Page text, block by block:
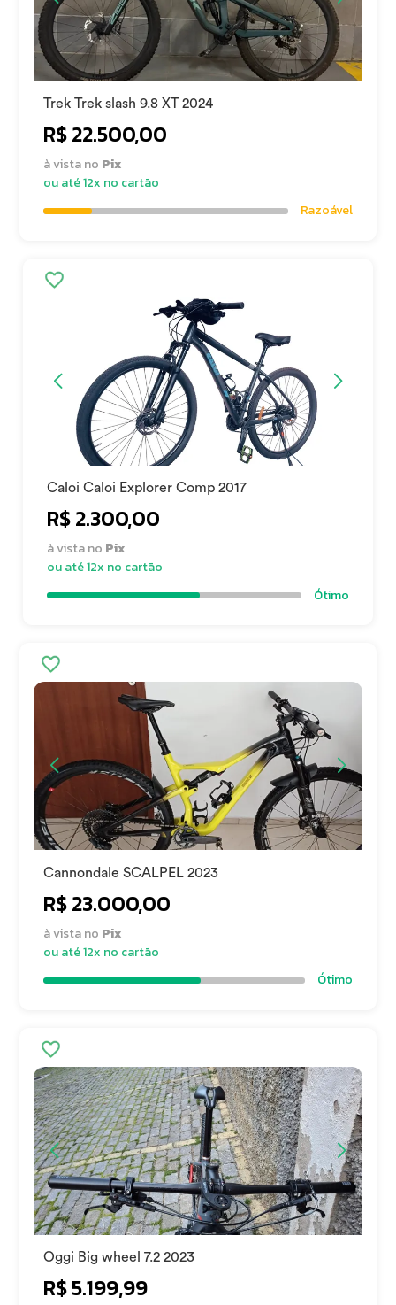
Trek Trek slash 9.8 XT 2024
R$ 22.500,00
à vista no Pix
ou até 12x no cartão
Razoável
Caloi Caloi Explorer Comp 2017
R$ 2.300,00
à vista no Pix
ou até 12x no cartão
Ótimo
Cannondale SCALPEL 2023
R$ 23.000,00
à vista no Pix
ou até 12x no cartão
Ótimo
Oggi Big wheel 7.2 2023
R$ 5.199,99